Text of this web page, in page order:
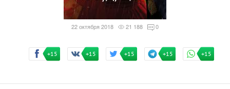
22 октября 2018 21 188 0
+15 +15 +15 +15 +15